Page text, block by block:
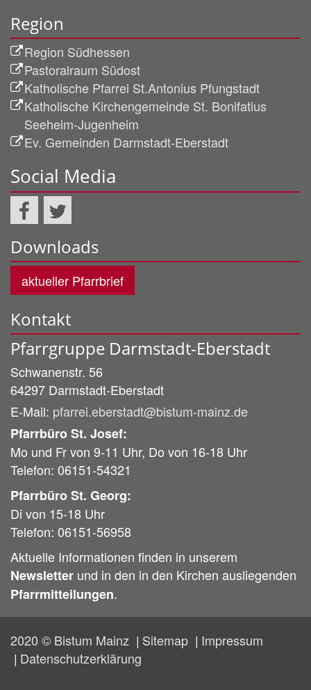
Region
Region Südhessen
Pastoralraum Südost
Katholische Pfarrei St.Antonius Pfungstadt
Katholische Kirchengemeinde St. Bonifatius
Seeheim-Jugenheim
Ev. Gemeinden Darmstadt-Eberstadt
Social Media
Downloads
aktueller Pfarrbrief
Kontakt
Pfarrgruppe Darmstadt-Eberstadt
Schwanenstr. 56
64297 Darmstadt-Eberstadt
E-Mail: pfarrei.eberstadt@bistum-mainz.de
Pfarrbüro St. Josef:
Mo und Fr von 9-11 Uhr, Do von 16-18 Uhr
Telefon: 06151-54321
Pfarrbüro St. Georg:
Di von 15-18 Uhr
Telefon: 06151-56958
Aktuelle Informationen finden in unserem
Newsletter und in den in den Kirchen ausliegenden
Pfarrmitteilungen.
2020 © Bistum Mainz Sitemap
Impressum
Datenschutzerklärung